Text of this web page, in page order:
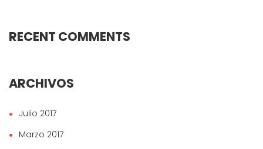
RECENT COMMENTS
ARCHIVOS
Julio 2017
Marzo 2017